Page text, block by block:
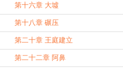
第十六章 大墟
第十八章 碾压
第二十章 王庭建立
第二十二章 阿鼻